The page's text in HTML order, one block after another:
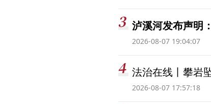
泸溪河发布声明
2026-08-07 19:04:07
法治在线丨攀岩
2026-08-07 17:57:18